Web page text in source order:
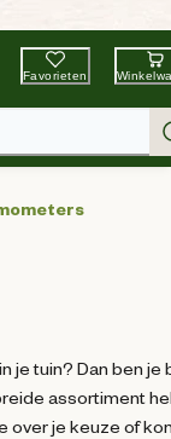
Dier
Favorieten
je tuin? Dan ben je
assortiment
over je keuze of